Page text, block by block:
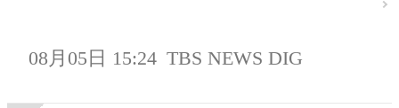
08月05日 15:24 TBS NEWS DIG